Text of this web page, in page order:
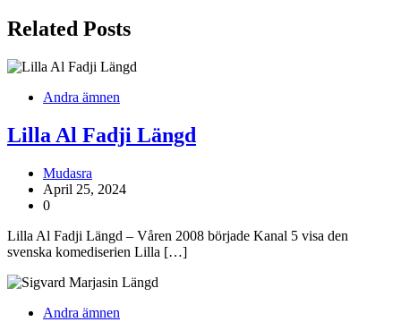
Related Posts
Andra ämnen
Lilla Al Fadji Längd
Mudasra
April 25, 2024
0
Lilla Al Fadji Längd – Våren 2008 började Kanal 5 visa den
svenska komediserien Lilla […]
Andra ämnen